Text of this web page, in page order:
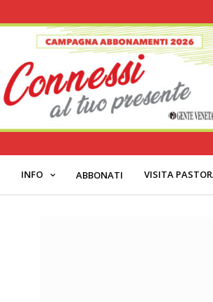
INFO ABBONATI VISITA